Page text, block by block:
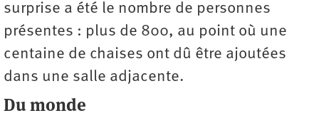
surprise a été le nombre de personnes
présentes : plus de 800, au point où une
centaine de chaises ont dû être ajoutées
dans une salle adjacente.
Du monde